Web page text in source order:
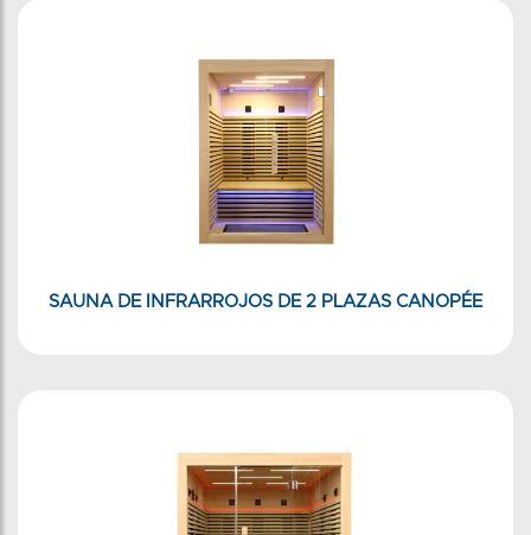
SAUNA DE INFRARROJOS DE 2 PLAZAS CANOPÉE